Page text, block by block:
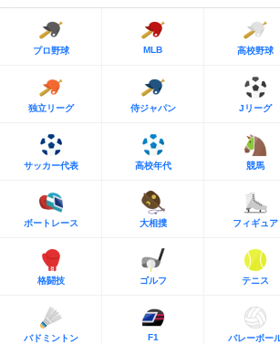
プロ野球 MLB 高校野球
独立リーグ 侍ジャパン Jリーグ
サッカー代表 高校年代 競馬
ボートレース 大相撲 フィギュア
格闘技 ゴルフ テニス
バドミントン F1 バレーボー